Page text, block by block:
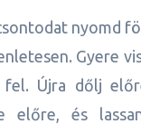
nyomd
Gyere
fel. Újra dőlj
előre, és